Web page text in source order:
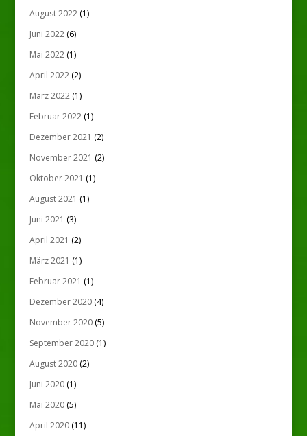
August 2022(1)
Juni 2022(6)
Mai 2022(1)
April 2022(2)
März 2022(1)
Februar 2022(1)
Dezember 2021 (2)
November 2021 (2)
Oktober 2021 (1)
August 2021 (1)
Juni 2021 (3)
April 2021 (2)
März 2021 (1)
Februar 2021 (1)
Dezember 2020(4)
November 2020(5)
September 2020(1)
August 2020(2)
Juni 2020(1)
Mai 2020(5)
April 2020(11)